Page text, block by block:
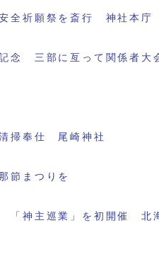
全祈願祭を斎行 神社本庁
念 三部に亙って関係者
掃奉仕 尾崎神社
節まつりを
「神主巡業」を初開催 北